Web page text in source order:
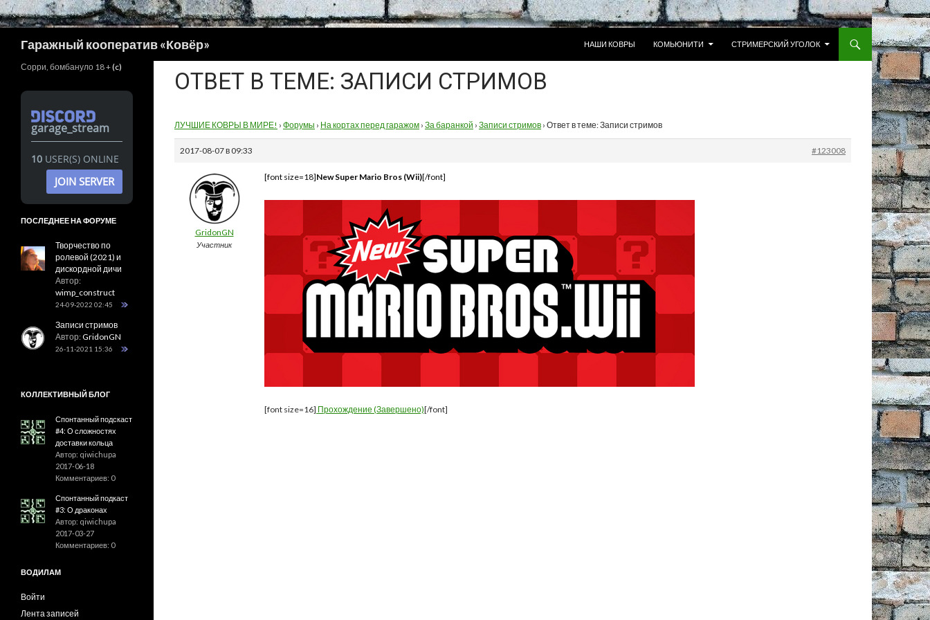
Гаражный кооператив «Ковёр»
НАШИ КОВРЫ
КОМЬЮНИТИ СТРИМЕРСКИЙ УГОЛОК
ОТВЕТ В ТЕМЕ: ЗАПИСИ СТРИМОВ
ЛУЧШИЕ КОВРЫ В МИРЕ! › Форумы › На кортах перед гаражом › За баранкой › Записи стримов › Ответ в теме: Записи стримов
2017-08-07 в 09:33 #123008
GridonGN
Участник
[font size=18]New Super Mario Bros (Wii)[/font]
[font size=16] Прохождение (Завершено)[/font]
Сорри, бомбануло 18 +(c)
garage_stream
10 USER(S) ONLINE
JOIN SERVER
ПОСЛЕДНЕЕ НА ФОРУМЕ
Творчество по
ролевой (2021) и
дискордной дичи
Автор:
wimp_construct
24-09-2022 02:45
Записи стримов
Автор:GridonGN
26-11-2021 15:36
КОЛЛЕКТИВНЫЙ БЛОГ
Спонтанный подскаст
#4: О сложностях
доставки кольца
Автор: qiwichupa
2017-06-18
Комментариев: 0
Спонтанный подкаст
#3: О драконах
Автор: qiwichupa
2017-03-27
Комментариев: 0
ВОДИЛАМ
Войти
Лента записей